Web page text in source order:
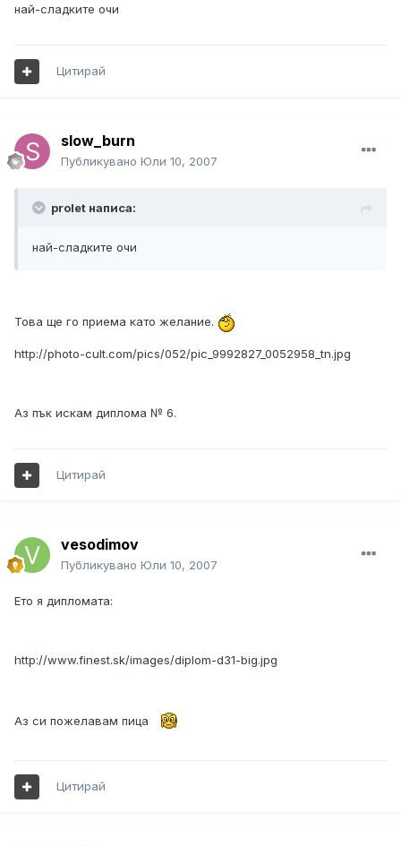
най-сладките очи
Цитирай
slow_burn
Публикувано Юли 10, 2007
prolet написа:
най-сладките очи
Това ще го приема като желание.
http://photo-cult.com/pics/052/pic_9992827_0052958_tn.jpg
Аз пък искам диплома № 6.
Цитирай
vesodimov
Публикувано Юли 10, 2007
Ето я дипломата:
http://www.finest.sk/images/diplom-d31-big.jpg
Аз си пожелавам пица
Цитирай